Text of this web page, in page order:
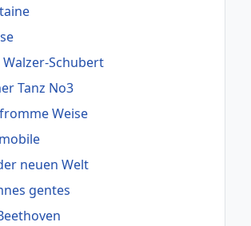
Schubert
Tanz No3
Weise
neuen Welt
gentes